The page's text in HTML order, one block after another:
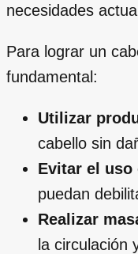
necesidades
Para lograr un
fundamental:
Utilizar
cabello sin
Evitar el uso
puedan
Realizar
la circulación